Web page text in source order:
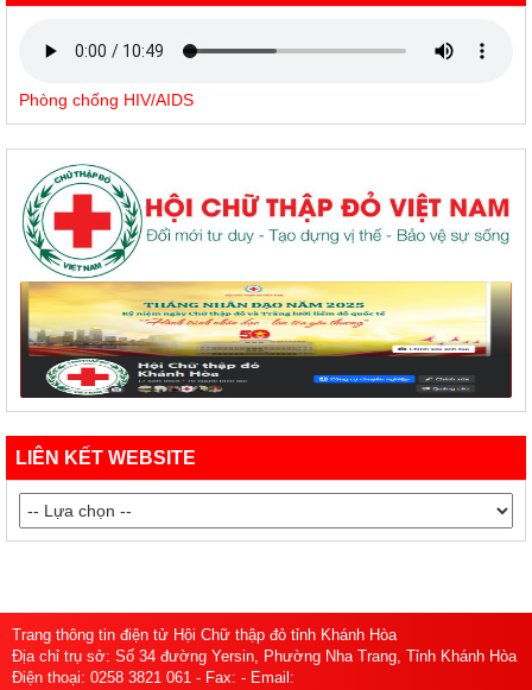
Phòng chống HIV/AIDS
LIÊN KẾT WEBSITE
Trang thông tin điện tử Hội Chữ thập đỏ tỉnh Khánh Hòa
Địa chỉ trụ sở: Số 34 đường Yersin, Phường Nha Trang, Tỉnh Khánh Hòa
Điện thoại: 0258 3821 061 - Fax: - Email: